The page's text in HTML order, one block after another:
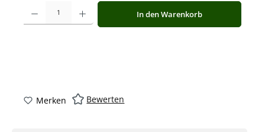
Produkt Anzahl: Gib den gewünschten Wert ein oder benutze die
In den Warenkorb
Merken Bewerten